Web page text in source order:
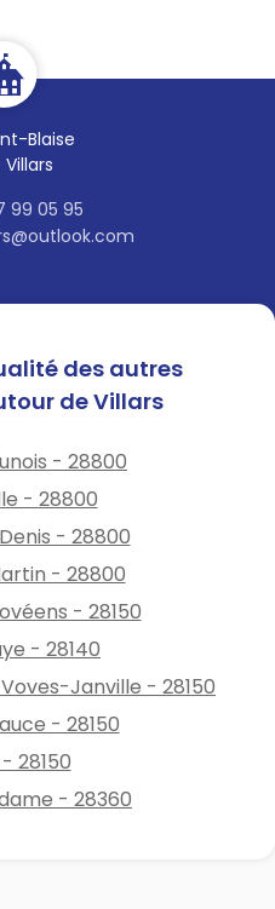
Blaise
Villars
99 05 95
de
potable.
afin
ressource et
sur
des autres
de Villars
- 28800
- 28800
- 28800
- 28800
- 28150
- 28140
Janville - 28150
- 28150
28150
- 28360